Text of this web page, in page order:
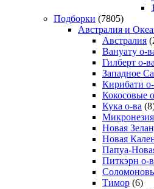
Подборки (7805)
Австралия и
Австралия
Вануату о-
Гилберт о-ва
Западное
Кирибати
Кокосовые
Кука о-ва
Микронезия
Новая
Новая
Папуа-
Питкэрн о-в
Тимор (6)